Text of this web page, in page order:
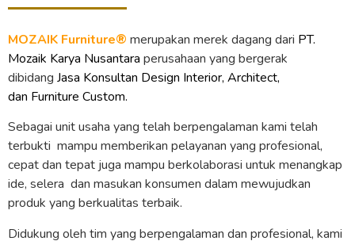
MOZAIK Furniture® merupakan merek dagang dari PT.
Mozaik Karya Nusantara perusahaan yang bergerak
dibidang Jasa Konsultan Design Interior, Architect,
dan Furniture Custom.
Sebagai unit usaha yang telah berpengalaman kami telah
terbukti mampu memberikan pelayanan yang profesional,
cepat dan tepat juga mampu berkolaborasi untuk menangkap
ide, selera dan masukan konsumen dalam mewujudkan
produk yang berkualitas terbaik.
Didukung oleh tim yang berpengalaman dan profesional, kami